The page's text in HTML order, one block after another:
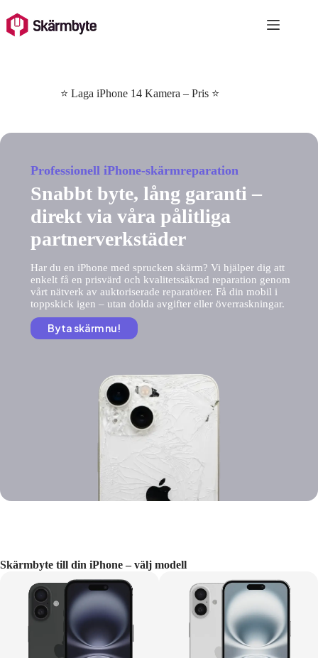
to
content
⭐ Laga iPhone 14 Kamera – Pris ⭐
Professionell iPhone-skärmreparation
Snabbt byte, lång garanti –
direkt via våra pålitliga
partnerverkstäder
Har du en iPhone med sprucken skärm? Vi hjälper dig att
enkelt få en prisvärd och kvalitetssäkrad reparation genom
vårt nätverk av auktoriserade reparatörer. Få din mobil i
toppskick igen – utan dolda avgifter eller överraskningar.
Byta skärm nu!
Skärmbyte till din iPhone – välj modell